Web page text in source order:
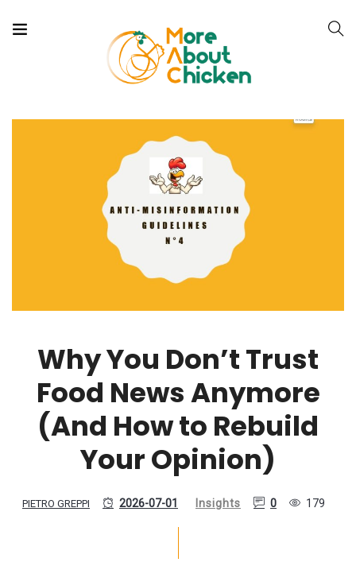
Why You Don’t Trust
Food News Anymore
(And How to Rebuild
Your Opinion)
PIETRO GREPPI 2026-07-01 Insights 0 179